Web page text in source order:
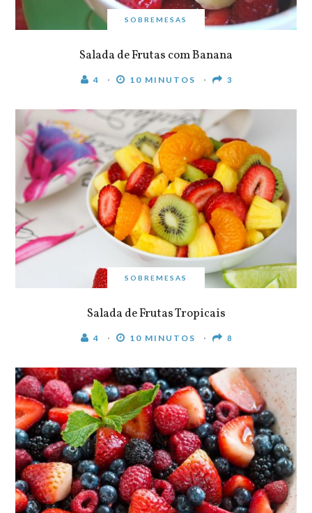
SOBREMESAS
Salada de Frutas com Banana
4 10 MINUTOS 3
SOBREMESAS
Salada de Frutas Tropicais
4 10 MINUTOS 8